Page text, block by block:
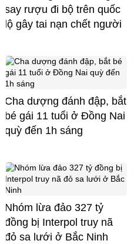
say rượu đi bộ trên quốc
lộ gây tai nạn chết người
Cha dượng đánh đập, bắt
bé gái 11 tuổi ở Đồng Nai
quỳ đến 1h sáng
Nhóm lừa đảo 327 tỷ
đồng bị Interpol truy nã
đỏ sa lưới ở Bắc Ninh